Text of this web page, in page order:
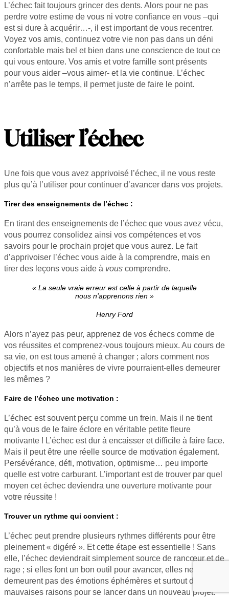
L’échec fait toujours grincer des dents. Alors pour ne pas
perdre votre estime de vous ni votre confiance en vous –qui
est si dure à acquérir…-, il est important de vous recentrer.
Voyez vos amis, continuez votre vie non pas dans un déni
confortable mais bel et bien dans une conscience de tout ce
qui vous entoure. Vos amis et votre famille sont présents
pour vous aider –vous aimer- et la vie continue. L’échec
n’arrête pas le temps, il permet juste de faire le point.
Utiliser l’échec
Une fois que vous avez apprivoisé l’échec, il ne vous reste
plus qu’à l’utiliser pour continuer d’avancer dans vos projets.
Tirer des enseignements de l’échec :
En tirant des enseignements de l’échec que vous avez vécu,
vous pourrez consolidez ainsi vos compétences et vos
savoirs pour le prochain projet que vous aurez. Le fait
d’apprivoiser l’échec vous aide à la comprendre, mais en
tirer des leçons vous aide à vous comprendre.
« La seule vraie erreur est celle à partir de laquelle
nous n’apprenons rien »
Henry Ford
Alors n’ayez pas peur, apprenez de vos échecs comme de
vos réussites et comprenez-vous toujours mieux. Au cours de
sa vie, on est tous amené à changer ; alors comment nos
objectifs et nos manières de vivre pourraient-elles demeurer
les mêmes ?
Faire de l’échec une motivation :
L’échec est souvent perçu comme un frein. Mais il ne tient
qu’à vous de le faire éclore en véritable petite fleure
motivante ! L’échec est dur à encaisser et difficile à faire face.
Mais il peut être une réelle source de motivation également.
Persévérance, défi, motivation, optimisme… peu importe
quelle est votre carburant. L’important est de trouver par quel
moyen cet échec deviendra une ouverture motivante pour
votre réussite !
Trouver un rythme qui convient :
L’échec peut prendre plusieurs rythmes différents pour être
pleinement « digéré ». Et cette étape est essentielle ! Sans
elle, l’échec deviendrait simplement source de rancœur et de
rage ; si elles font un bon outil pour avancer, elles ne
demeurent pas des émotions éphémères et surtout de
mauvaises raisons pour se lancer dans un nouveau projet.